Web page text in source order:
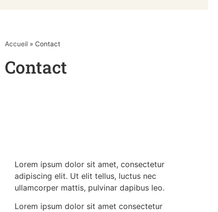
Accueil » Contact
Contact
Lorem ipsum dolor sit amet, consectetur
adipiscing elit. Ut elit tellus, luctus nec
ullamcorper mattis, pulvinar dapibus leo.
Lorem ipsum dolor sit amet consectetur